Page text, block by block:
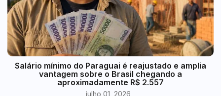
​Salário mínimo do Paraguai é reajustado e amplia
vantagem sobre o Brasil chegando a
aproximadamente R$ 2.557
julho 01, 2026